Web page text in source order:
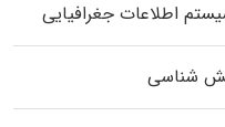
اطلاعات جغرافیایی
شناسی